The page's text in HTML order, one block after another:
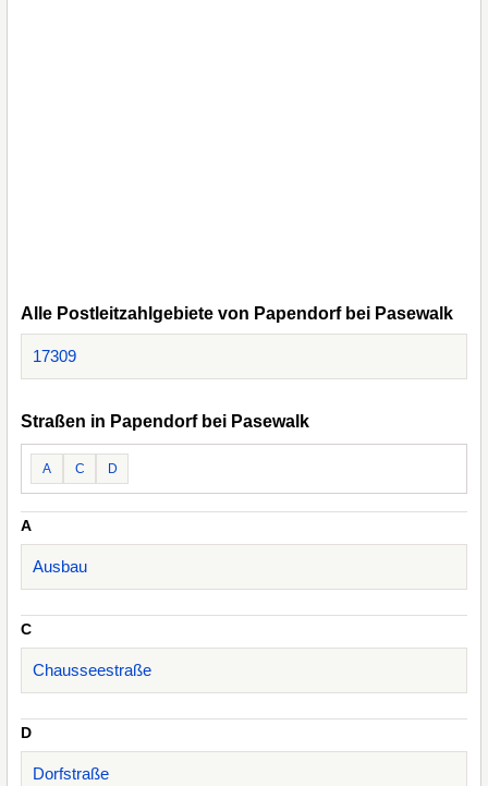
Alle Postleitzahlgebiete von Papendorf bei Pasewalk
17309
Straßen in Papendorf bei Pasewalk
A C D
A
Ausbau
C
Chausseestraße
D
Dorfstraße